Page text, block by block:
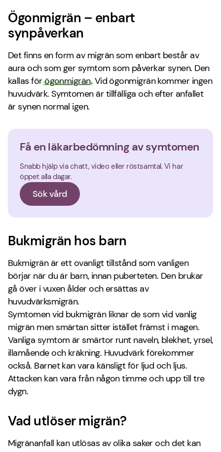
Ögonmigrän – enbart
synpåverkan
Det finns en form av migrän som enbart består av
aura och som ger symtom som påverkar synen. Den
kallas förögonmigrän. Vid ögonmigrän kommer ingen
huvudvärk. Symtomen är tillfälliga och efter anfallet
är synen normal igen.
Få en läkarbedömning av symtomen
Snabb hjälp via chatt, video eller röstsamtal. Vi har
öppet alla dagar.
Sök vård
Bukmigrän hos barn
Bukmigrän är ett ovanligt tillstånd som vanligen
börjar när du är barn, innan puberteten. Den brukar
gå över i vuxen ålder och ersättas av
huvudvärksmigrän.
Symtomen vid bukmigrän liknar de som vid vanlig
migrän men smärtan sitter istället främst i magen.
Vanliga symtom är smärtor runt naveln, blekhet, yrsel,
illamående och kräkning. Huvudvärk förekommer
också. Barnet kan vara känsligt för ljud och ljus.
Attacken kan vara från någon timme och upp till tre
dygn.
Vad utlöser migrän?
Migränanfall kan utlösas av olika saker och det kan